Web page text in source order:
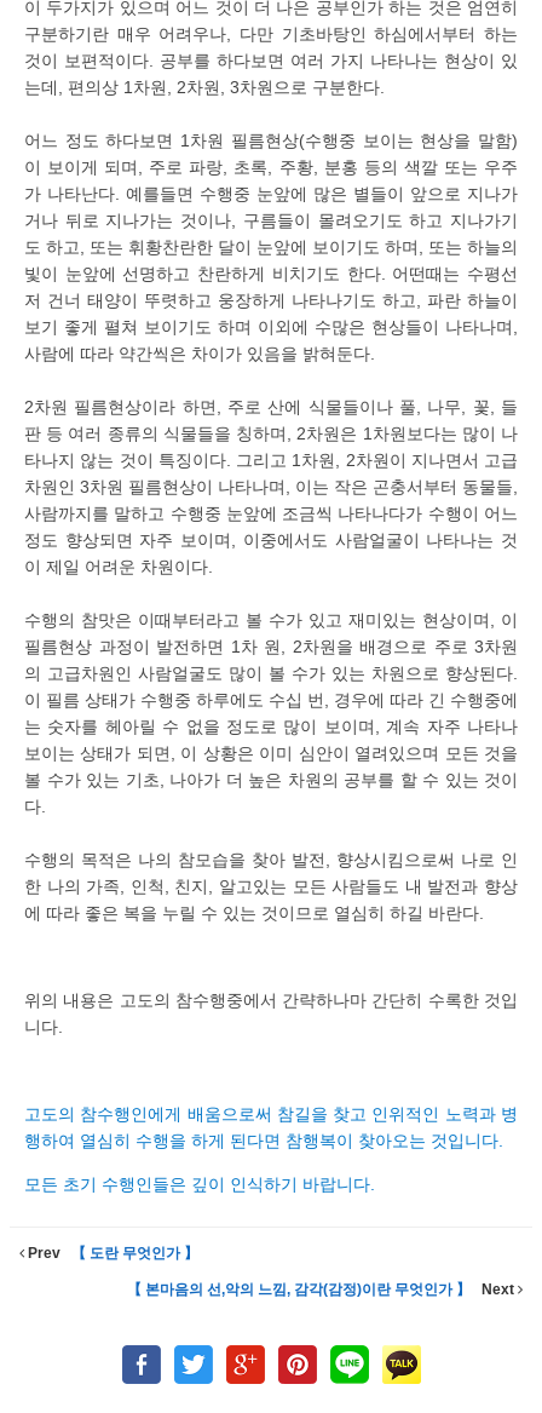
이 두가지가 있으며 어느 것이 더 나은 공부인가 하는 것은 엄연히
구분하기란 매우 어려우나, 다만 기초바탕인 하심에서부터 하는
것이 보편적이다. 공부를 하다보면 여러 가지 나타나는 현상이 있
는데, 편의상 1차원, 2차원, 3차원으로 구분한다.
어느 정도 하다보면 1차원 필름현상(수행중 보이는 현상을 말함)
이 보이게 되며, 주로 파랑, 초록, 주황, 분홍 등의 색깔 또는 우주
가 나타난다. 예를들면 수행중 눈앞에 많은 별들이 앞으로 지나가
거나 뒤로 지나가는 것이나, 구름들이 몰려오기도 하고 지나가기
도 하고, 또는 휘황찬란한 달이 눈앞에 보이기도 하며, 또는 하늘의
빛이 눈앞에 선명하고 찬란하게 비치기도 한다. 어떤때는 수평선
저 건너 태양이 뚜렷하고 웅장하게 나타나기도 하고, 파란 하늘이
보기 좋게 펼쳐 보이기도 하며 이외에 수많은 현상들이 나타나며,
사람에 따라 약간씩은 차이가 있음을 밝혀둔다.
2차원 필름현상이라 하면, 주로 산에 식물들이나 풀, 나무, 꽃, 들
판 등 여러 종류의 식물들을 칭하며, 2차원은 1차원보다는 많이 나
타나지 않는 것이 특징이다. 그리고 1차원, 2차원이 지나면서 고급
차원인 3차원 필름현상이 나타나며, 이는 작은 곤충서부터 동물들,
사람까지를 말하고 수행중 눈앞에 조금씩 나타나다가 수행이 어느
정도 향상되면 자주 보이며, 이중에서도 사람얼굴이 나타나는 것
이 제일 어려운 차원이다.
수행의 참맛은 이때부터라고 볼 수가 있고 재미있는 현상이며, 이
필름현상 과정이 발전하면 1차 원, 2차원을 배경으로 주로 3차원
의 고급차원인 사람얼굴도 많이 볼 수가 있는 차원으로 향상된다.
이 필름 상태가 수행중 하루에도 수십 번, 경우에 따라 긴 수행중에
는 숫자를 헤아릴 수 없을 정도로 많이 보이며, 계속 자주 나타나
보이는 상태가 되면, 이 상황은 이미 심안이 열려있으며 모든 것을
볼 수가 있는 기초, 나아가 더 높은 차원의 공부를 할 수 있는 것이
다.
수행의 목적은 나의 참모습을 찾아 발전, 향상시킴으로써 나로 인
한 나의 가족, 인척, 친지, 알고있는 모든 사람들도 내 발전과 향상
에 따라 좋은 복을 누릴 수 있는 것이므로 열심히 하길 바란다.
위의 내용은 고도의 참수행중에서 간략하나마 간단히 수록한 것입
니다.
고도의 참수행인에게 배움으로써 참길을 찾고 인위적인 노력과 병
행하여 열심히 수행을 하게 된다면 참행복이 찾아오는 것입니다.
모든 초기 수행인들은 깊이 인식하기 바랍니다.
Prev 【 도란 무엇인가 】
【 본마음의 선,악의 느낌, 감각(감정)이란 무엇인가 】 Next